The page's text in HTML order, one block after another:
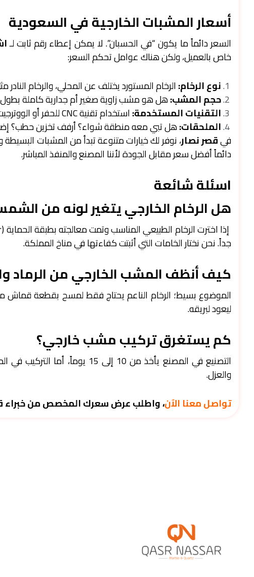
أسعار المشبات الخارجية في السعودية
السعر دائماً ما يكون “في الحسبان”. لا يمكن إعطاء رقم ثابت لـ
خاص بالعميل، ولكن هناك عوامل تحكم السعر:
نوع الرخام:الرخام المستورد يختلف عن المحلي، والرخام
حجم المشب:هل هو مشب زاوية صغير أم جدارية كاملة بطول 5 أمتار تتوسط الحديقة؟
التقنيات المستخدمة:استخدام تقنية CNC للحفر أو الووترجيت لتطعيم الألوان يزيد من القيمة الفنية والسعر.
الملحقات:هل تبي معه منطقة شواء؟ أرفف تخزين حطب؟
فيقصر نصار، نوفر لك خيارات متنوعة تبدأ من المشبات
دائماً أفضل سعر مقابل الجودة لأننا المصنع والمنفذ المباشر.
اسئلة شائعة
هل الرخام الخارجي يتغير لونه من
جداً. نحن نختار الخامات التي أثبتت كفاءتها في مناخ المملكة.
كيف أنظف المشب الخارجي من الرماد
الموضوع بسيط؛ الرخام الناعم يحتاج فقط لمسح بقطعة قماش
ليعود لبريقه.
كم يستغرق تركيب مشب خارجي؟
التصنيع في المصنع يأخذ من 10
والعزل.
تواصل معنا الآن، واطلب عرض سعرك المخصص من خبراء